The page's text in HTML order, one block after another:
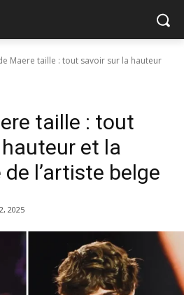
Maere taille : tout savoir sur la hauteur
taille : tout
et la
l’artiste belge
2025